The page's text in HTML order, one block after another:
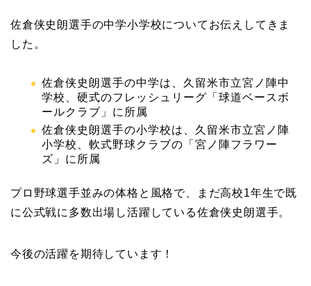
佐倉侠史朗選手の中学小学校についてお伝えしてきま
した。
佐倉侠史朗選手の中学は、久留米市立宮ノ陣中
学校、硬式のフレッシュリーグ「球道ベースボ
ールクラブ」に所属
佐倉侠史朗選手の小学校は、久留米市立宮ノ陣
小学校、軟式野球クラブの「宮ノ陣フラワー
ズ」に所属
プロ野球選手並みの体格と風格で、まだ高校1年生で既
に公式戦に多数出場し活躍している佐倉侠史朗選手。
今後の活躍を期待しています！